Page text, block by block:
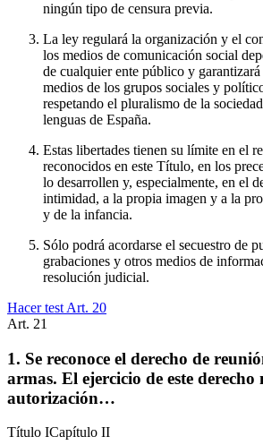
ningún tipo de censura previa.
La ley regulará la organización y el
los medios de comunicación social
de cualquier ente público y
medios de los grupos sociales y
respetando el pluralismo de la
lenguas de España.
Estas libertades tienen su límite en el
reconocidos en este Título, en los
lo desarrollen y, especialmente, en el
intimidad, a la propia imagen y a la
y de la infancia.
Sólo podrá acordarse el secuestro de
grabaciones y otros medios de
resolución judicial.
Hacer test Art. 20
Art. 21
1. Se reconoce el derecho de
armas. El ejercicio de este derecho
autorización…
Título ICapítulo II